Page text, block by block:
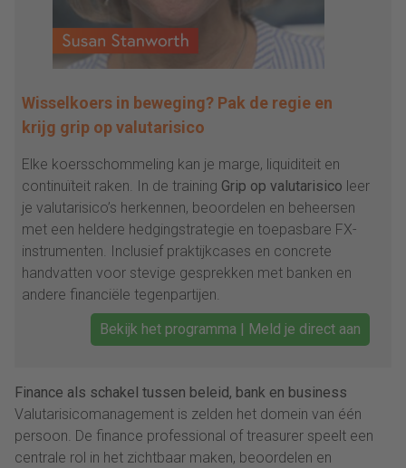
Wisselkoers in beweging? Pak de regie en
krijg grip op valutarisico
Elke koersschommeling kan je marge, liquiditeit en
continuïteit raken. In de training Grip op valutarisico leer
je valutarisico’s herkennen, beoordelen en beheersen
met een heldere hedgingstrategie en toepasbare FX-
instrumenten. Inclusief praktijkcases en concrete
handvatten voor stevige gesprekken met banken en
andere financiële tegenpartijen.
Bekijk het programma | Meld je direct aan
Finance als schakel tussen beleid, bank en business
Valutarisicomanagement is zelden het domein van één
persoon. De finance professional of treasurer speelt een
centrale rol in het zichtbaar maken, beoordelen en